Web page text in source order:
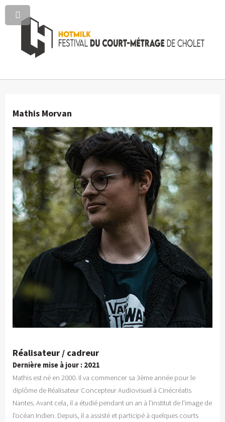
Mathis Morvan
Réalisateur / cadreur
Dernière mise à jour : 2021
Mathis est né en 2000. Il va commencer sa 3ème année pour le
diplôme de Réalisateur Concepteur Audiovisuel à Cinécréatis
Nantes. Avant cela, il a étudié pendant un an à l'institut de l'image de
l'océan Indien. Depuis, il a assisté et participé à quelques courts